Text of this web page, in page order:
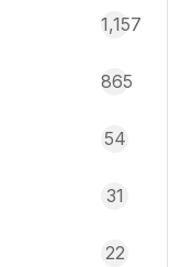
1,157
865
54
31
22